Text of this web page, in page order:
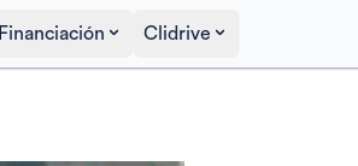
Financiación Clidrive